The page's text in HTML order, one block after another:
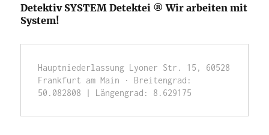
Detektiv SYSTEM Detektei ® Wir arbeiten mit
System!
Hauptniederlassung Lyoner Str. 15, 60528
Frankfurt am Main · Breitengrad:
50.082808 | Längengrad: 8.629175